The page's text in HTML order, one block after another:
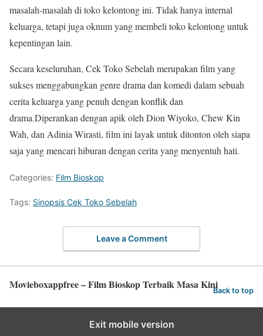
masalah-masalah di toko kelontong ini. Tidak hanya internal
keluarga, tetapi juga oknum yang membeli toko kelontong untuk
kepentingan lain.
Secara keseluruhan, Cek Toko Sebelah merupakan film yang
sukses menggabungkan genre drama dan komedi dalam sebuah
cerita keluarga yang penuh dengan konflik dan
drama.Diperankan dengan apik oleh Dion Wiyoko, Chew Kin
Wah, dan Adinia Wirasti, film ini layak untuk ditonton oleh siapa
saja yang mencari hiburan dengan cerita yang menyentuh hati.
Categories: Film Bioskop
Tags: Sinopsis Cek Toko Sebelah
Leave a Comment
Movieboxappfree – Film Bioskop Terbaik Masa KiniBack to top
Exit mobile version